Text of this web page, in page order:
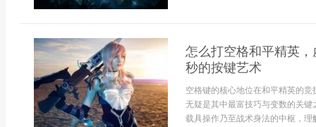
怎么打空格和平精英
秒的按键艺术
空格键的核心地位在和平精英的
无疑是其中最富技巧与变数的关
载具操作乃至战术身法的中枢，